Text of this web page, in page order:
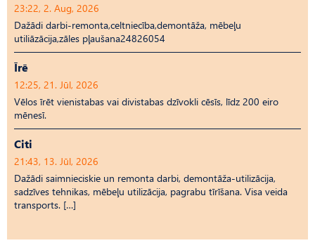
23:22, 2. Aug, 2026
Dažādi darbi-remonta,celtniecība,demontāža, mēbeļu
utiliāzācija,zāles pļaušana24826054
Īrē
12:25, 21. Jūl, 2026
Vēlos īrēt vienistabas vai divistabas dzīvokli cēsīs, līdz 200 eiro
mēnesī.
Citi
21:43, 13. Jūl, 2026
Dažādi saimnieciskie un remonta darbi, demontāža-utilizācija,
sadzīves tehnikas, mēbeļu utilizācija, pagrabu tīrīšana. Visa veida
transports. […]